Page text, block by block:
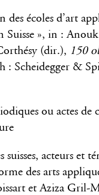
des écoles d’art
Suisse », in :
(dir.), 150
: Scheidegger &
ou actes de
suisses, acteurs et
des arts
et Aziza Gril-